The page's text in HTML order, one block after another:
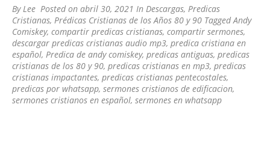
ByLee Posted on abril 30, 2021 In Descargas, Predicas
Cristianas, Prédicas Cristianas de los Años 80 y 90 TaggedAndy
Comiskey, compartir predicas cristianas, compartir sermones,
descargar predicas cristianas audio mp3, predica cristiana en
español, Predica de andy comiskey, predicas antiguas, predicas
cristianas de los 80 y 90, predicas cristianas en mp3, predicas
cristianas impactantes, predicas cristianas pentecostales,
predicas por whatsapp, sermones cristianos de edificacion,
sermones cristianos en español, sermones en whatsapp